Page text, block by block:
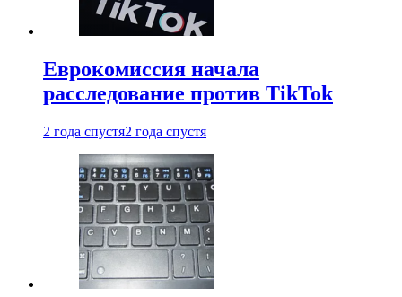
Еврокомиссия начала
расследование против TikTok
2 года спустя2 года спустя